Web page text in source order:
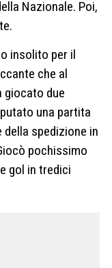
Nazionale. Poi,
insolito per il
che al
giocato due
una partita
della spedizione in
pochissimo
gol in tredici